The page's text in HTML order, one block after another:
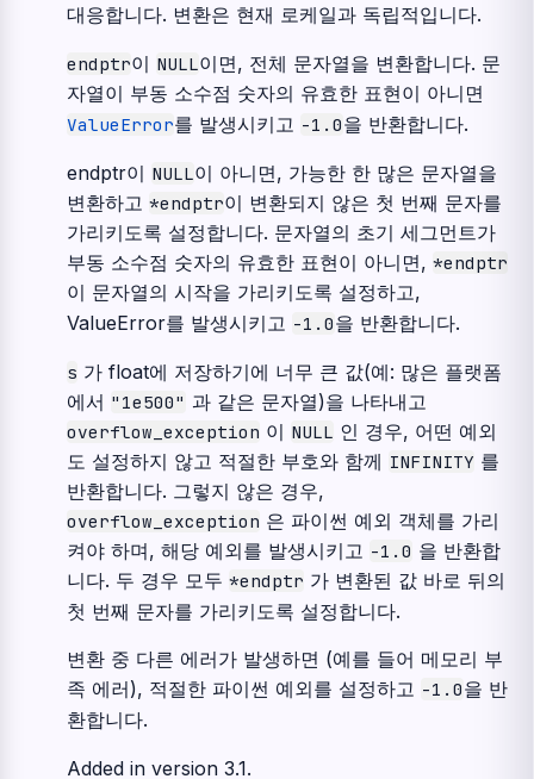
대응합니다. 변환은 현재 로케일과 독립적입니다.
endptr이 NULL이면, 전체 문자열을 변환합니다. 문
자열이 부동 소수점 숫자의 유효한 표현이 아니면
ValueError를 발생시키고 -1.0을 반환합니다.
endptr이 NULL이 아니면, 가능한 한 많은 문자열을
변환하고 *endptr이 변환되지 않은 첫 번째 문자를
가리키도록 설정합니다. 문자열의 초기 세그먼트가
부동 소수점 숫자의 유효한 표현이 아니면, *endptr
이 문자열의 시작을 가리키도록 설정하고,
ValueError를 발생시키고 -1.0을 반환합니다.
s 가 float에 저장하기에 너무 큰 값(예: 많은 플랫폼
에서 "1e500" 과 같은 문자열)을 나타내고
overflow_exception 이 NULL 인 경우, 어떤 예외
도 설정하지 않고 적절한 부호와 함께 INFINITY 를
반환합니다. 그렇지 않은 경우,
overflow_exception 은 파이썬 예외 객체를 가리
켜야 하며, 해당 예외를 발생시키고 -1.0 을 반환합
니다. 두 경우 모두 *endptr 가 변환된 값 바로 뒤의
첫 번째 문자를 가리키도록 설정합니다.
변환 중 다른 에러가 발생하면 (예를 들어 메모리 부
족 에러), 적절한 파이썬 예외를 설정하고 -1.0을 반
환합니다.
Added in version 3.1.